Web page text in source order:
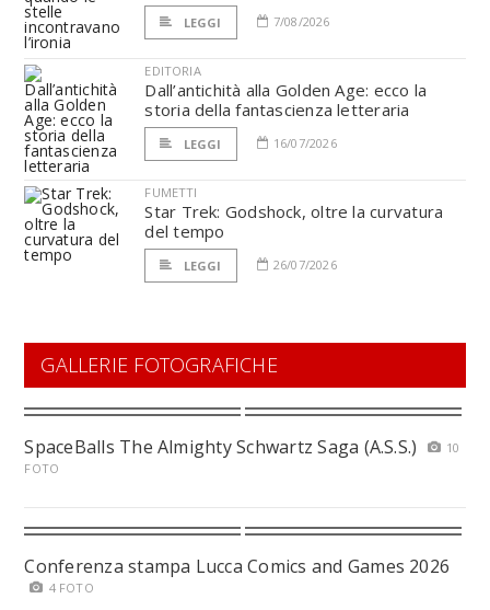
LEGGI 7/08/2026
EDITORIA
Dall’antichità alla Golden Age: ecco la
storia della fantascienza letteraria
LEGGI 16/07/2026
FUMETTI
Star Trek: Godshock, oltre la curvatura
del tempo
LEGGI 26/07/2026
GALLERIE FOTOGRAFICHE
SpaceBalls The Almighty Schwartz Saga (A.S.S.)
10
FOTO
Conferenza stampa Lucca Comics and Games 2026
4 FOTO